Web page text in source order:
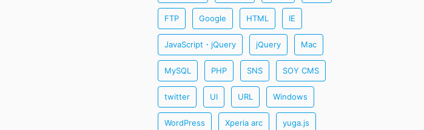
FTP Google HTML IE
JavaScript・jQuery jQuery Mac
MySQL PHP SNS SOY CMS
twitter UI URL Windows
WordPress Xperia arc yuga.js